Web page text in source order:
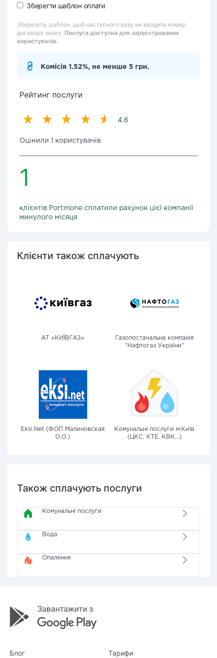
Зберегти шаблон оплати
Збережіть шаблон, щоб наступного разу не вводити номер
договору знову. Послуга доступна для зареєстрованих
користувачів.
Комісія 1.52%, не менше 5 грн.
Рейтинг послуги
4.6
Оцінили 1 користувачів
1
клієнтів Portmone сплатили рахунок цієї компанії
минулого місяця
Клієнти також сплачують
АТ «КИЇВГАЗ»
Газопостачальна компанія
"Нафтогаз України"
Eksi.Net (ФОП Малиновская
О.О.)
Комунальні послуги м.Київ
(ЦКС, КТЕ, КВК...)
Також сплачують послуги
Комунальні послуги
Вода
Опалення
Блог Тарифи